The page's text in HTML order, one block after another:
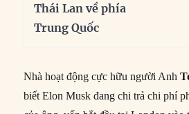
Thái Lan về phía
Trung Quốc
Nhà hoạt động cực hữu người Anh
biết Elon Musk đang chi trả chi phí